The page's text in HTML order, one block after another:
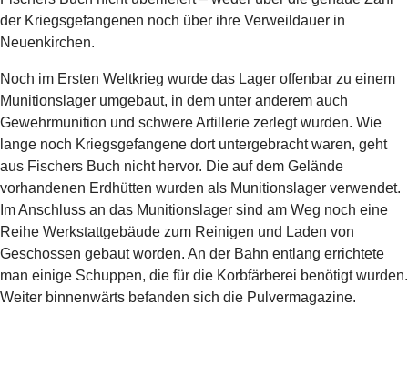
der Kriegsgefangenen noch über ihre Verweildauer in
Neuenkirchen.
Noch im Ersten Weltkrieg wurde das Lager offenbar zu einem
Munitionslager umgebaut, in dem unter anderem auch
Gewehrmunition und schwere Artillerie zerlegt wurden. Wie
lange noch Kriegsgefangene dort untergebracht waren, geht
aus Fischers Buch nicht hervor. Die auf dem Gelände
vorhandenen Erdhütten wurden als Munitionslager verwendet.
Im Anschluss an das Munitionslager sind am Weg noch eine
Reihe Werkstattgebäude zum Reinigen und Laden von
Geschossen gebaut worden. An der Bahn entlang errichtete
man einige Schuppen, die für die Korbfärberei benötigt wurden.
Weiter binnenwärts befanden sich die Pulvermagazine.